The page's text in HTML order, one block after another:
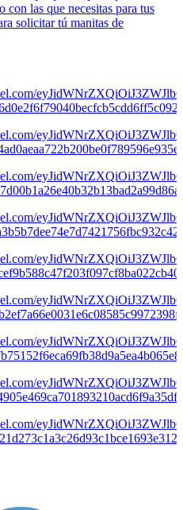
con las que necesitas para tus
solicitar tú manitas de